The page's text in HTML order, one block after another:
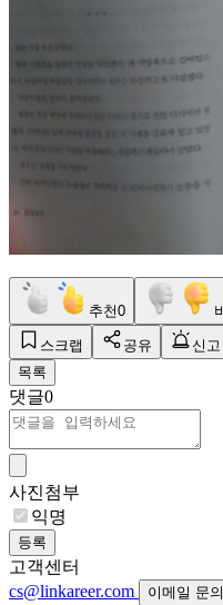
추천0
스크랩 공유
신고
목록
댓글0
사진첨부
익명
등록
고객센터
cs@linkareer.com
이메일 문의